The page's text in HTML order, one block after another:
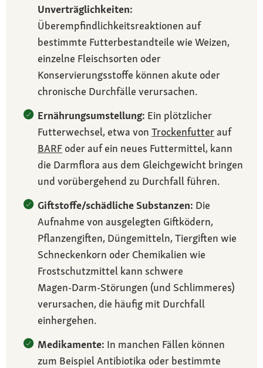
Unverträglichkeiten:
Überempfindlichkeitsreaktionen auf
bestimmte Futterbestandteile wie Weizen,
einzelne Fleischsorten oder
Konservierungsstoffe können akute oder
chronische Durchfälle verursachen.
Ernährungsumstellung: Ein plötzlicher
Futterwechsel, etwa von Trockenfutterauf
BARF oder auf ein neues Futtermittel, kann
die Darmflora aus dem Gleichgewicht bringen
und vorübergehend zu Durchfall führen.
Giftstoffe/schädliche Substanzen: Die
Aufnahme von ausgelegten Giftködern,
Pflanzengiften, Düngemitteln, Tiergiften wie
Schneckenkorn oder Chemikalien wie
Frostschutzmittel kann schwere
Magen‑Darm‑Störungen (und Schlimmeres)
verursachen, die häufig mit Durchfall
einhergehen.
Medikamente: In manchen Fällen können
zum Beispiel Antibiotika oder bestimmte